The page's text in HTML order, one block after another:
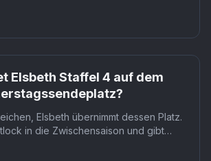
obwohl niemand auf E-Mails
Elsbeth Staffel 4 auf dem
Elsbeth übernimmt dessen Platz.
in die Zwischensaison und gibt
das mehr Sichtbarkeit in einem der